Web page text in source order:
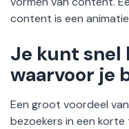
content is een
Je kunt snel
waarvoor je
Een groot voordeel
bezoekers in een